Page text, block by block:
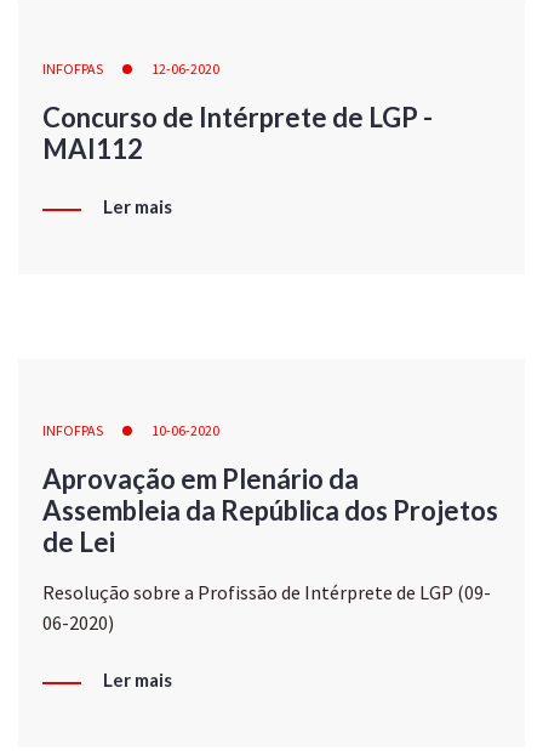
INFOFPAS 12-06-2020
Concurso de Intérprete de LGP -
MAI112
Ler mais
INFOFPAS 10-06-2020
Aprovação em Plenário da
Assembleia da República dos Projetos
de Lei
Resolução sobre a Profissão de Intérprete de LGP (09-
06-2020)
Ler mais